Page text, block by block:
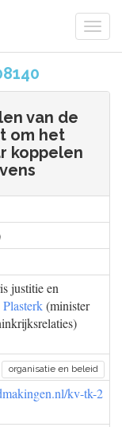
van de
om het
koppelen
justitie en
(minister
organisatie en beleid
kv-tk-2